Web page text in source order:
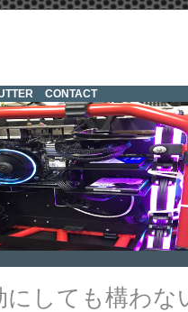
CONTACT
しても構わな